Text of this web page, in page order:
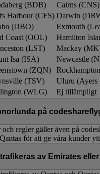
(BDB)
Cairns (CNS)
Harbour (CFS) Darwin
(DBO)
Exmouth
Coast (OOL)
Hamilton
(LST)
Mackay
Isa (ISA)
Newcastle
(ZQN)
(TSV)
Uluru
(WLG) Ej tillämpligt
på
regler gäller även på
för att ge våra kunder
av Emirates